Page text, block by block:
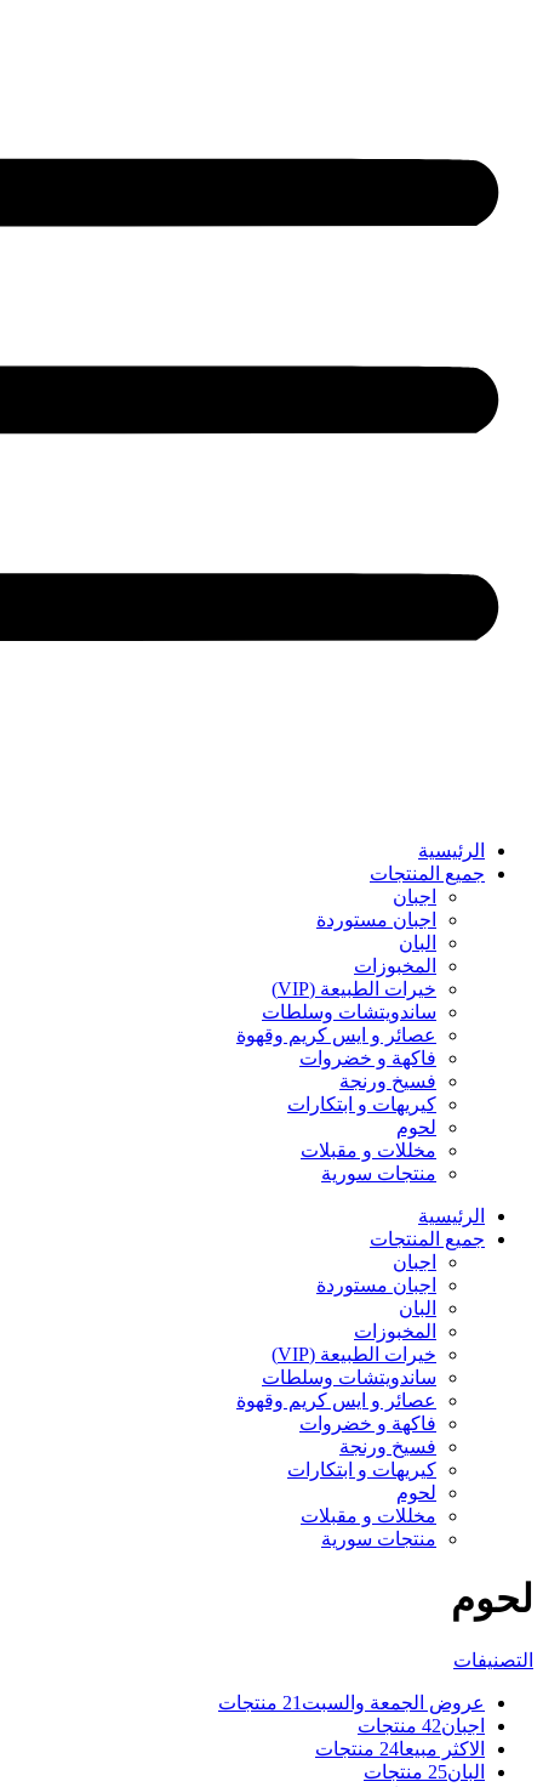
الرئيسية
جميع المنتجات
اجبان
اجبان مستوردة
البان
المخبوزات
خيرات الطبيعة (VIP)
ساندويتشات وسلطات
عصائر و ايس كريم وقهوة
فاكهة و خضروات
فسيخ ورنجة
كيريهات و ابتكارات
لحوم
مخللات و مقبلات
منتجات سورية
الرئيسية
جميع المنتجات
اجبان
اجبان مستوردة
البان
المخبوزات
خيرات الطبيعة (VIP)
ساندويتشات وسلطات
عصائر و ايس كريم وقهوة
فاكهة و خضروات
فسيخ ورنجة
كيريهات و ابتكارات
لحوم
مخللات و مقبلات
منتجات سورية
لحوم
التصنيفات
عروض الجمعة والسبت 21 منتجات
اجبان42 منتجات
الاكثر مبيعا24 منتجات
البان25 منتجات